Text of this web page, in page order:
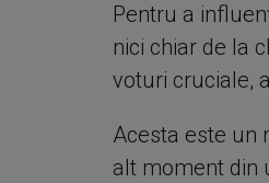
Pentru a
nici chiar de la
voturi cruciale,
Acesta este un
alt moment din